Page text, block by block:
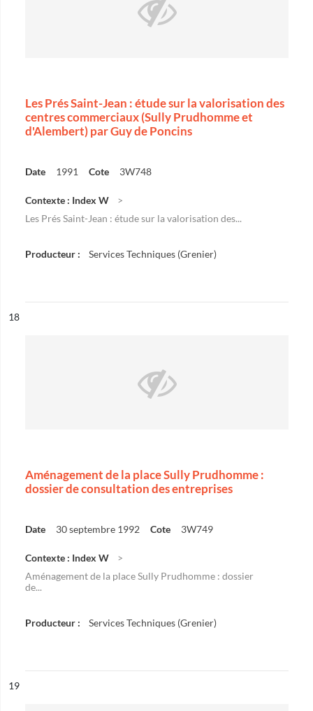
Les Prés Saint-Jean : étude sur la valorisation des
centres commerciaux (Sully Prudhomme et
d'Alembert) par Guy de Poncins
Date 1991 Cote 3W748
Contexte : Index W
Les Prés Saint-Jean : étude sur la valorisation des...
Producteur : Services Techniques (Grenier)
n°
18
Aménagement de la place Sully Prudhomme :
dossier de consultation des entreprises
Date 30 septembre 1992 Cote 3W749
Contexte : Index W
Aménagement de la place Sully Prudhomme : dossier
de...
Producteur : Services Techniques (Grenier)
n°
19